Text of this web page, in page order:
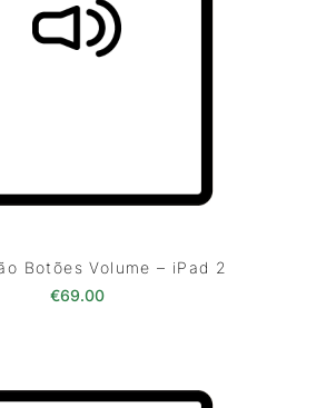
Botões Volume – iPad 2
€69.00